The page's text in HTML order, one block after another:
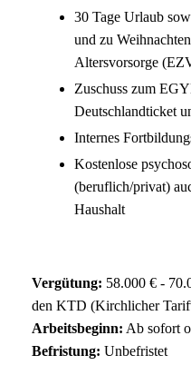
30 Tage Urlaub
und zu
Altersvorsorge
Zuschuss zum
Deutschlandticket
Internes
Kostenlose
(beruflich/privat)
Haushalt
Vergütung: 58.000 € -
den KTD (Kirchlicher
Arbeitsbeginn: Ab sofort
Befristung: Unbefristet